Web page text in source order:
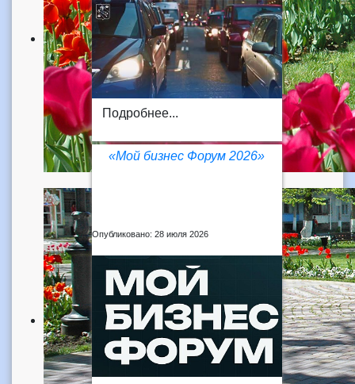
Подробнее...
«Мой бизнес Форум 2026»
Опубликовано: 28 июля 2026